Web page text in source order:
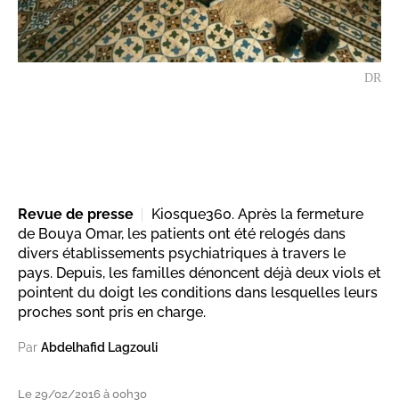
DR
Revue de presse
Kiosque360. Après la fermeture
de Bouya Omar, les patients ont été relogés dans
divers établissements psychiatriques à travers le
pays. Depuis, les familles dénoncent déjà deux viols et
pointent du doigt les conditions dans lesquelles leurs
proches sont pris en charge.
Par Abdelhafid Lagzouli
Le 29/02/2016 à 00h30